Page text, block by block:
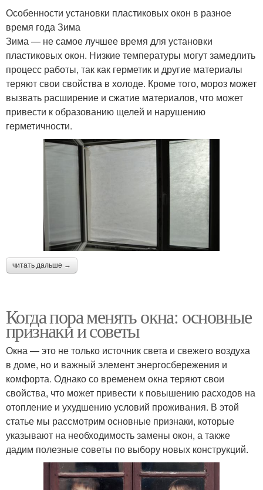
Особенности установки пластиковых окон в разное
время года Зима
Зима — не самое лучшее время для установки
пластиковых окон. Низкие температуры могут замедлить
процесс работы, так как герметик и другие материалы
теряют свои свойства в холоде. Кроме того, мороз может
вызвать расширение и сжатие материалов, что может
привести к образованию щелей и нарушению
герметичности.
читать дальше →
Когда пора менять окна: основные
признаки и советы
Окна — это не только источник света и свежего воздуха
в доме, но и важный элемент энергосбережения и
комфорта. Однако со временем окна теряют свои
свойства, что может привести к повышению расходов на
отопление и ухудшению условий проживания. В этой
статье мы рассмотрим основные признаки, которые
указывают на необходимость замены окон, а также
дадим полезные советы по выбору новых конструкций.